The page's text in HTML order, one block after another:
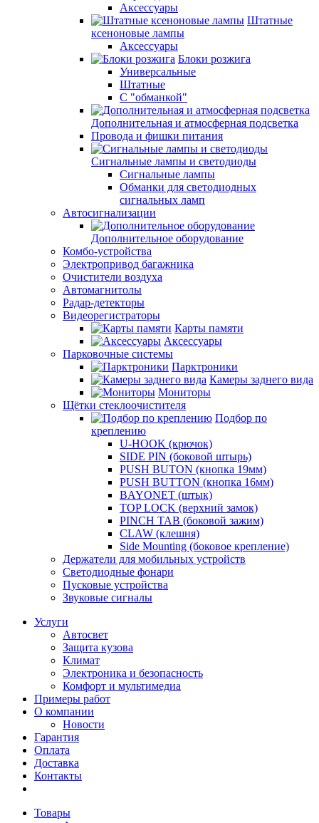
Аксессуары
Штатные
ксеноновые лампы
Аксессуары
Блоки розжига
Универсальные
Штатные
С "обманкой"
Дополнительная и атмосферная подсветка
Провода и фишки питания
Cигнальные лампы и светодиоды
Сигнальные лампы
Обманки для светодиодных
сигнальных ламп
Автосигнализации
Дополнительное оборудование
Комбо-устройства
Электропривод багажника
Очистители воздуха
Автомагнитолы
Радар-детекторы
Видеорегистраторы
Карты памяти
Аксессуары
Парковочные системы
Парктроники
Камеры заднего вида
Мониторы
Щётки стеклоочистителя
Подбор по
креплению
U-HOOK (крючок)
SIDE PIN (боковой штырь)
PUSH BUTON (кнопка 19мм)
PUSH BUTTON (кнопка 16мм)
BAYONET (штык)
TOP LOCK (верхний замок)
PINCH TAB (боковой зажим)
CLAW (клешня)
Side Mounting (боковое крепление)
Держатели для мобильных устройств
Светодиодные фонари
Пусковые устройства
Звуковые сигналы
Услуги
Автосвет
Защита кузова
Климат
Электроника и безопасность
Комфорт и мультимедиа
Примеры работ
О компании
Новости
Гарантия
Оплата
Доставка
Контакты
Товары